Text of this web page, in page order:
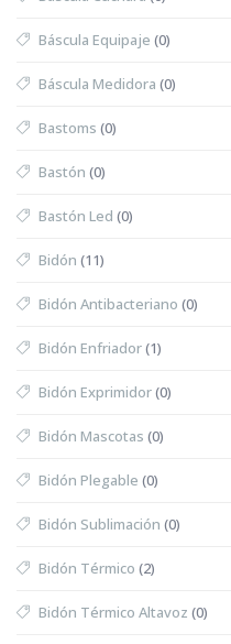
Báscula Equipaje (0)
Báscula Medidora (0)
Bastoms (0)
Bastón (0)
Bastón Led (0)
Bidón (11)
Bidón Antibacteriano (0)
Bidón Enfriador(1)
Bidón Exprimidor(0)
Bidón Mascotas (0)
Bidón Plegable (0)
Bidón Sublimación (0)
Bidón Térmico (2)
Bidón Térmico Altavoz (0)